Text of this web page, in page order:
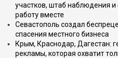
участков, штаб наблюдения
работу вместе
Севастополь создал
спасения местного бизнеса
Крым, Краснодар, Дагестан:
рекламы, которая охватит